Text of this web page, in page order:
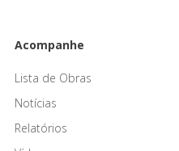
Acompanhe
Lista de Obras
Notícias
Relatórios